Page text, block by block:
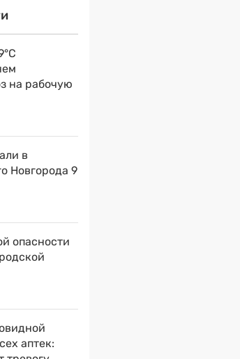
на рабочую
в
Новгорода 9
опасности
аптек: